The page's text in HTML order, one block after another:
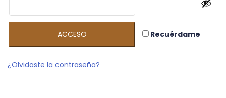
Recuérdame
ACCESO
¿Olvidaste la contraseña?